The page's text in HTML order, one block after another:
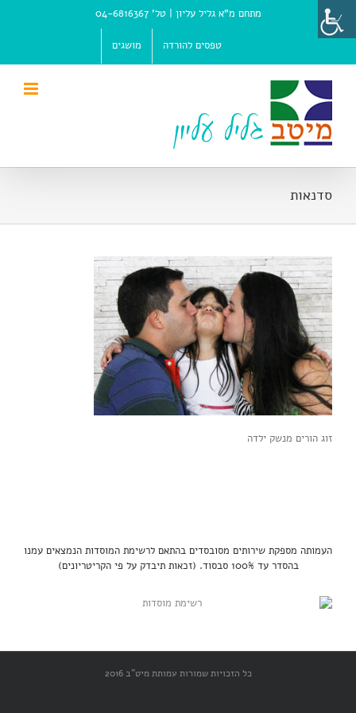
content
מתחם מ"א גליל עליון |טל' 04-6816367
טפסים להורדה מושגים
סדנאות
זוג הורים מנשק ילדה
העמותה מספקת שירותים מסובסדים בהתאם לרשימת המוסדות הנמצאים עמנו
בהסדר עד 100% סבסוד. (זכאות תיבדק על פי הקריטריונים)
כל הזכויות שמורות עמותת מיט"ב 2016